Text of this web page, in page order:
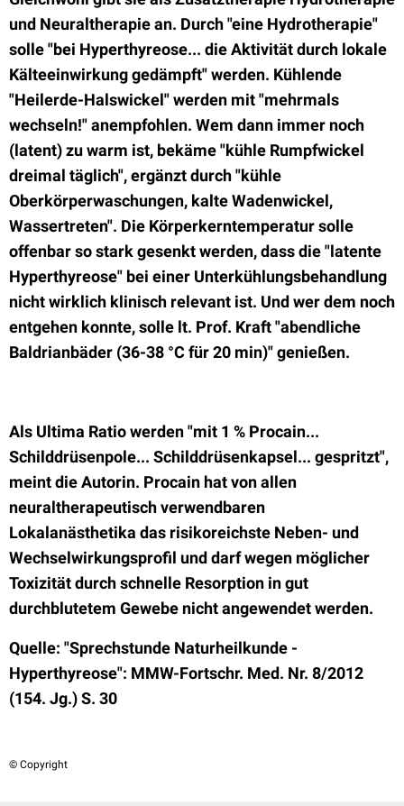
und Neuraltherapie an. Durch "eine Hydrotherapie"
solle "bei Hyperthyreose... die Aktivität durch lokale
Kälteeinwirkung gedämpft" werden. Kühlende
"Heilerde-Halswickel" werden mit "mehrmals
wechseln!" anempfohlen. Wem dann immer noch
(latent) zu warm ist, bekäme "kühle Rumpfwickel
dreimal täglich", ergänzt durch "kühle
Oberkörperwaschungen, kalte Wadenwickel,
Wassertreten". Die Körperkerntemperatur solle
offenbar so stark gesenkt werden, dass die "latente
Hyperthyreose" bei einer Unterkühlungsbehandlung
nicht wirklich klinisch relevant ist. Und wer dem noch
entgehen konnte, solle lt. Prof. Kraft "abendliche
Baldrianbäder (36-38 °C für 20 min)" genießen.
Als Ultima Ratio werden "mit 1 % Procain...
Schilddrüsenpole... Schilddrüsenkapsel... gespritzt",
meint die Autorin. Procain hat von allen
neuraltherapeutisch verwendbaren
Lokalanästhetika das risikoreichste Neben- und
Wechselwirkungsprofil und darf wegen möglicher
Toxizität durch schnelle Resorption in gut
durchblutetem Gewebe nicht angewendet werden.
Quelle: "Sprechstunde Naturheilkunde -
Hyperthyreose": MMW-Fortschr. Med. Nr. 8/2012
(154. Jg.) S. 30
© Copyright